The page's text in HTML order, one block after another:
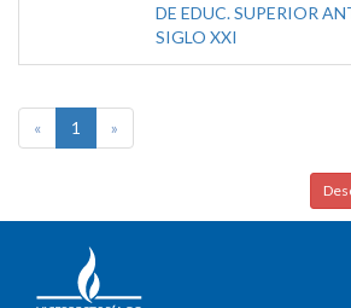
DE EDUC. SUPERIOR
SIGLO XXI
« 1 »